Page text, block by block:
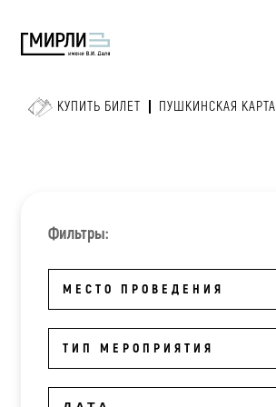
КУПИТЬ БИЛЕТ ПУШКИНСКАЯ КАРТА
Фильтры:
МЕСТО ПРОВЕДЕНИЯ
ТИП МЕРОПРИЯТИЯ